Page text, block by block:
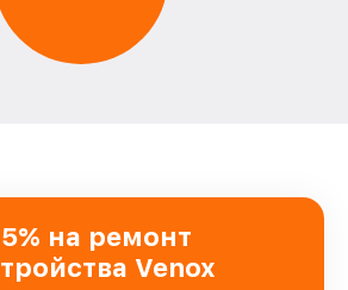
на ремонт
Venox